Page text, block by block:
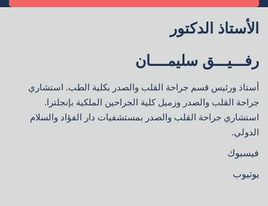
الأستاذ الدكتور
رفـــيـــق سليمــــان
أستاذ ورئيس قسم جراحة القلب والصدر بكلية الطب. استشاري
جراحة القلب والصدر وزميل كلية الجراحين الملكية بإنجلترا.
استشاري جراحة القلب والصدر بمستشفيات دار الفؤاد والسلام
الدولي.
فيسبوك
يوتيوب